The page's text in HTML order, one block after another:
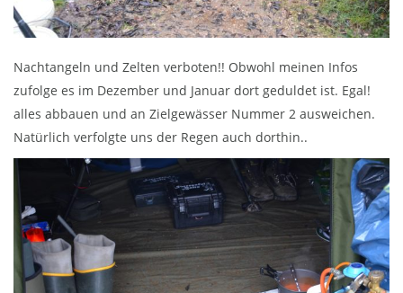
Nachtangeln und Zelten verboten!! Obwohl meinen Infos
zufolge es im Dezember und Januar dort geduldet ist. Egal!
alles abbauen und an Zielgewässer Nummer 2 ausweichen.
Natürlich verfolgte uns der Regen auch dorthin..